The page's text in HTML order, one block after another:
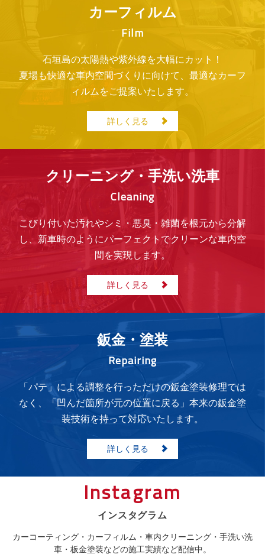
カーフィルム
Film
石垣島の太陽熱や紫外線を大幅にカット！
夏場も快適な車内空間づくりに向けて、最適なカーフ
ィルムをご提案いたします。
詳しく見る
クリーニング・手洗い洗車
Cleaning
こびり付いた汚れやシミ・悪臭・雑菌を根元から分解
し、新車時のようにパーフェクトでクリーンな車内空
間を実現します。
詳しく見る
鈑金・塗装
Repairing
「パテ」による調整を行っただけの鈑金塗装修理では
なく、「凹んだ箇所が元の位置に戻る」本来の鈑金塗
装技術を持って対応いたします。
詳しく見る
Instagram
インスタグラム
カーコーティング・カーフィルム・車内クリーニング・手洗い洗
車・板金塗装などの施工実績など配信中。